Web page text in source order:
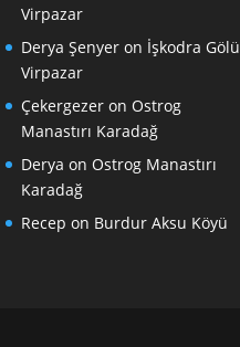
Virpazar
Derya Şenyeron İşkodra Gölü
Virpazar
Çekergezeron Ostrog
Manastırı Karadağ
Derya on Ostrog Manastırı
Karadağ
Recep on Burdur Aksu Köyü